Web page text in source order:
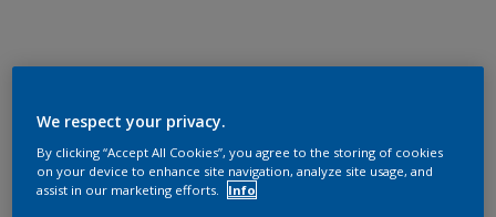
We respect your privacy.
By clicking “Accept All Cookies”, you agree to the storing of cookies
on your device to enhance site navigation, analyze site usage, and
assist in our marketing efforts.
Info